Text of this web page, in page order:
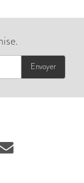
Envoyer